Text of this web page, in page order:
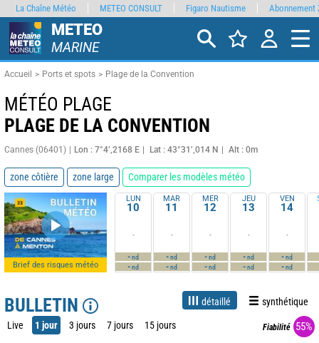
METEO
MARINE
Accueil Ports et spots Plage de la Convention
MÉTÉO PLAGE
PLAGE DE LA CONVENTION
Cannes (06401) Lon : 7°4’,2168 E Lat : 43°31’,014 N Alt : 0m
zone côtière zone large Comparer les modèles météo
Brief des risques météo
LUN
10
-
-nd
-nd
MAR
11
-
-nd
-nd
MER
12
-
-nd
-nd
JEU
13
-
-nd
-nd
VEN
14
-
-nd
-nd
BULLETIN détaillé synthétique
Live 1 jour 3 jours 7 jours 15 jours Fiabilité 55%
La Chaîne Météo METEO CONSULT Figaro Nautisme Abonnement